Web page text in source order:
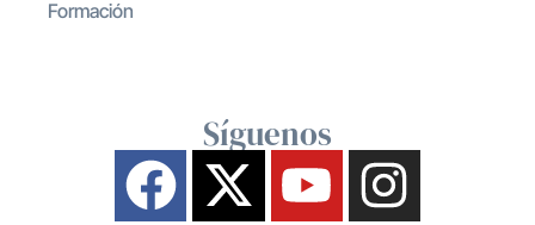
Formación
Síguenos